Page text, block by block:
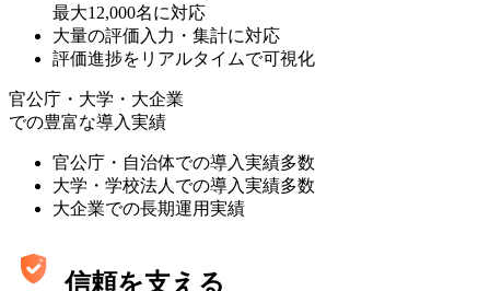
最大12,000名に対応
大量の評価入力・集計に対応
評価進捗をリアルタイムで可視化
官公庁・大学・大企業
での豊富な導入実績
官公庁・自治体での導入実績多数
大学・学校法人での導入実績多数
大企業での長期運用実績
信頼を支える